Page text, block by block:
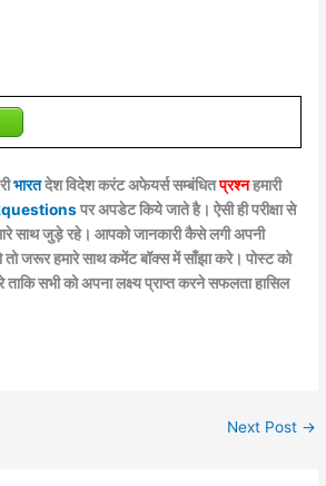
भारतदेश विदेश करंट अफेयर्स सम्बंधितप्रश्नहमारी
पर अपडेट किये जाते है। ऐसी ही परीक्षा से
साथ जुड़े रहे। आपको जानकारी कैसे लगी अपनी
तो जरूर हमारे साथ कमेंट बॉक्स में साँझा करे। पोस्ट को
सभी को अपना लक्ष्य प्राप्त करने सफलता हासिल
Next Post →